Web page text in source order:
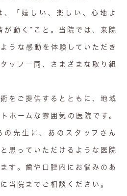
、「嬉しい、楽しい、心地よ
が動く”こと。当院では、来院
うな感動を体験していただき
ッフ一同、さまざまな取り組
をご提供するとともに、地域
ホームな雰囲気の医院です。
の先生に、あのスタッフさん
思っていただけるような医院
す。歯や口腔内にお悩みのあ
当院までご相談ください。